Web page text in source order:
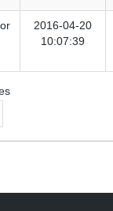
2016-04-20
10:07:39